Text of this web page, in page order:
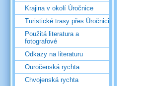
Krajina v okolí Úročnice
Turistické trasy přes Úročnici
Použitá literatura a
fotografové
Odkazy na literaturu
Ouročenská rychta
Chvojenská rychta